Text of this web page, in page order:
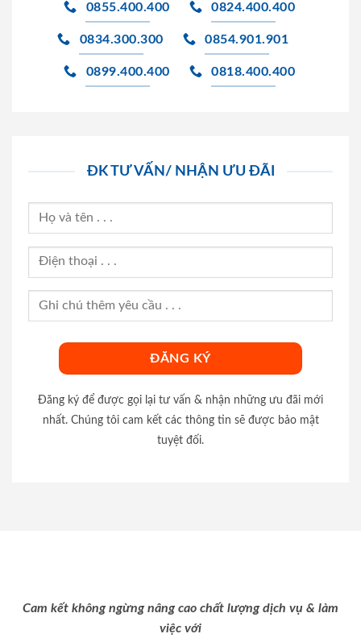
0855.400.400 0824.400.400
0834.300.300 0854.901.901
0899.400.400 0818.400.400
ĐK TƯ VẤN/ NHẬN ƯU ĐÃI
Đăng ký để được gọi lại tư vấn & nhận những ưu đãi mới
nhất. Chúng tôi cam kết các thông tin sẽ được bảo mật
tuyệt đối.
Cam kết không ngừng nâng cao chất lượng dịch vụ & làm
việc với